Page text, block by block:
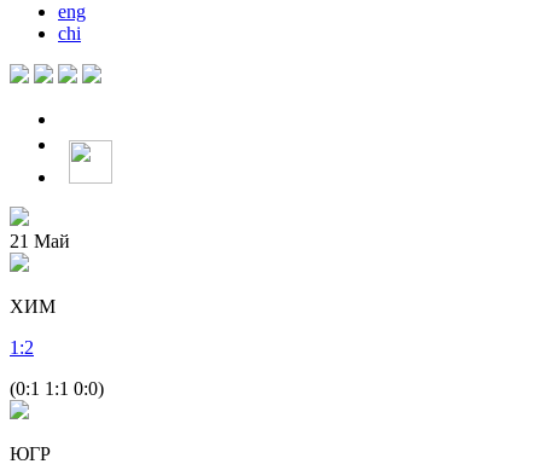
eng
chi
21 Май
ХИМ
1 :2
(0:1 1:1 0:0)
ЮГР